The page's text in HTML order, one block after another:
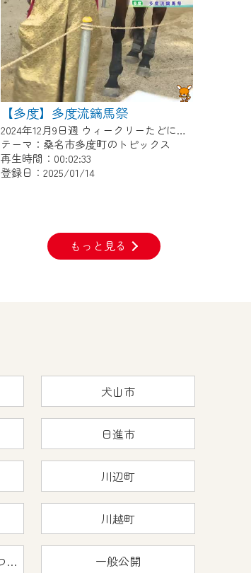
【多度】多度流鏑馬祭
2024年12月9日週 ウィークリーたどにて放送
テーマ：桑名市多度町のトピックス
再生時間：00:02:33
登録日：2025/01/14
もっと見る
犬山市
日進市
川辺町
川越町
おうちで猿ＪＯＹどうぶつえん 一般公開